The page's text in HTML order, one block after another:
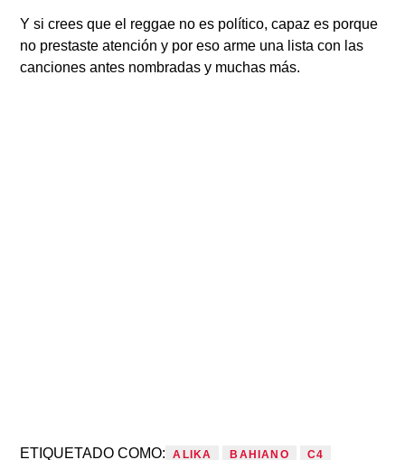
Y si crees que el reggae no es político, capaz es porque
no prestaste atención y por eso arme una lista con las
canciones antes nombradas y muchas más.
ETIQUETADO COMO: ALIKA BAHIANO C4